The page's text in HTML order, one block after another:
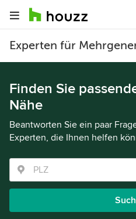
Experten für
Finden Sie
Nähe
Beantworten Sie ein paar
Experten, die Ihnen helfen